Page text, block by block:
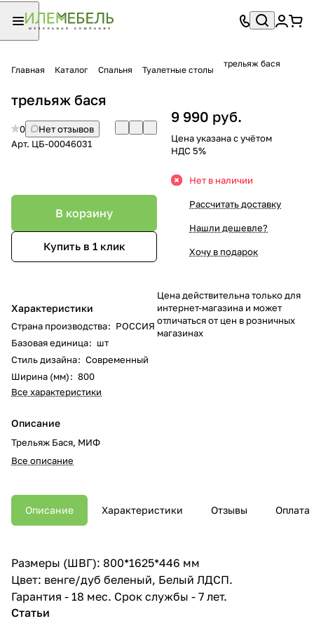
Главная Каталог Спальня Туалетные столы
трельяж бася
трельяж бася
0
Нет отзывов
Арт. ЦБ-00046031
В корзину
Купить в 1 клик
Характеристики
Страна производства: РОССИЯ
Базовая единица: шт
Стиль дизайна: Современный
Ширина (мм): 800
Все характеристики
Описание
Трельяж Бася, МИФ
Все описание
9 990 руб.
Цена указана с учётом
НДС 5%
Нет в наличии
Рассчитать доставку
Нашли дешевле?
Хочу в подарок
Цена действительна только для
интернет-магазина и может
отличаться от цен в розничных
магазинах
Описание Характеристики Отзывы Оплата
Размеры (ШВГ): 800*1625*446 мм
Цвет: венге/дуб беленый, Белый ЛДСП.
Гарантия - 18 мес. Срок службы - 7 лет.
Статьи